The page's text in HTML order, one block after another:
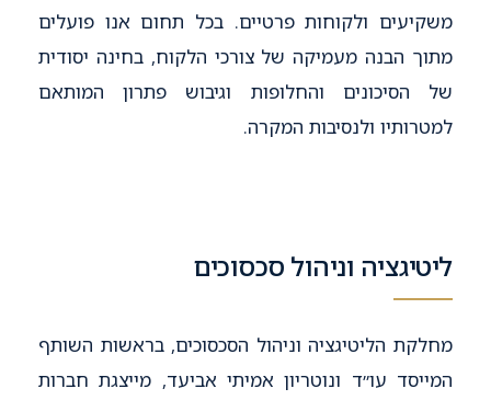
משקיעים ולקוחות פרטיים. בכל תחום אנו פועלים
מתוך הבנה מעמיקה של צורכי הלקוח, בחינה יסודית
של הסיכונים והחלופות וגיבוש פתרון המותאם
למטרותיו ולנסיבות המקרה.
ליטיגציה וניהול סכסוכים
מחלקת הליטיגציה וניהול הסכסוכים, בראשות השותף
המייסד עו״ד ונוטריון אמיתי אביעד, מייצגת חברות